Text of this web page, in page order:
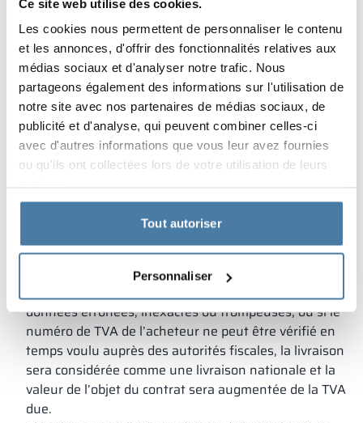
Ce site web utilise des cookies.
Les cookies nous permettent de personnaliser le contenu
et les annonces, d'offrir des fonctionnalités relatives aux
médias sociaux et d'analyser notre trafic. Nous
partageons également des informations sur l'utilisation de
notre site avec nos partenaires de médias sociaux, de
publicité et d'analyse, qui peuvent combiner celles-ci
avec d'autres informations que vous leur avez fournies
ou qu'ils ont collectées lors de votre utilisation de leurs
Tout autoriser
Personnaliser
la Directive du Conseil UE 2006/112/CE du 28
novembre 2006 relative au système commun de taxe
sur la valeur ajoutée, l’Acheteur doit, avant chaque
livraison, notifier à ALSANIT, par écrit, son numéro
d’identification pour les transactions
intracommunautaires et, dans le cas où ALSANIT
n’assure pas le transport des produits, déclarer
également que le Produit sera transporté par ou au
nom de l’Acheteur en dehors du territoire de la
État membre de l’Union européenne. Dans la
situation susmentionnée, ALSANIT a le droit de
facturer l’Acheteur à un taux de TVA de 0 %. Si les
documents susmentionnés ne sont pas fournis par
l’acheteur en temps voulu ou s’ils contiennent des
données erronées, inexactes ou trompeuses, ou si le
numéro de TVA de l’acheteur ne peut être vérifié en
temps voulu auprès des autorités fiscales, la livraison
sera considérée comme une livraison nationale et la
valeur de l’objet du contrat sera augmentée de la TVA
due.